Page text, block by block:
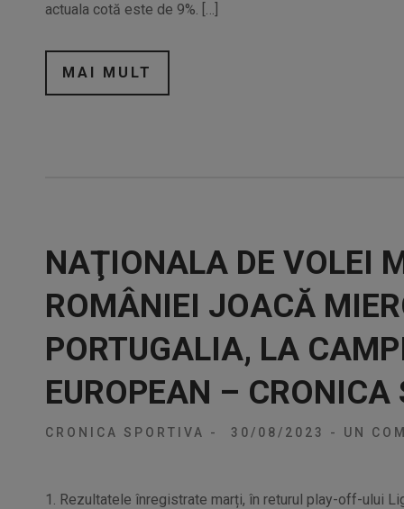
actuala cotă este de 9%. […]
MAI MULT
NAŢIONALA DE VOLEI
ROMÂNIEI JOACĂ
PORTUGALIA, LA
EUROPEAN – CRONICA
CRONICA SPORTIVA - 30/08/2023 - UN
1. Rezultatele înregistrate marți, în returul play-off-ului